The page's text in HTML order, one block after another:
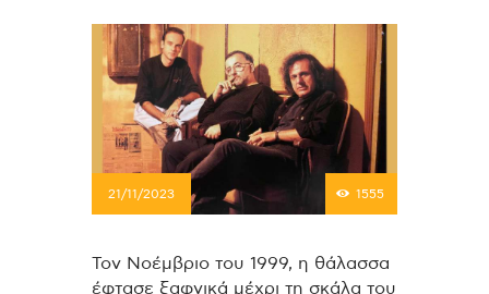
21/11/2023 1555
Τον Νοέμβριο του 1999, η θάλασσα
έφτασε ξαφνικά μέχρι τη σκάλα του